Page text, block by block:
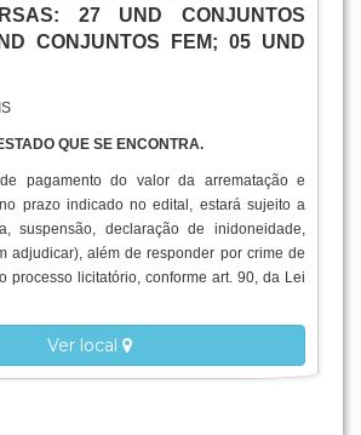
27 UND CONJUNTOS
CONJUNTOS FEM; 05 UND
QUE SE ENCONTRA.
pagamento do valor da arrematação e
prazo indicado no edital, estará sujeito a
suspensão, declaração de inidoneidade,
adjudicar), além de responder por crime de
processo licitatório, conforme art. 90, da Lei
Ver local